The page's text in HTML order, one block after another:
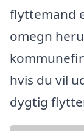
flyttemand
omegn
hvis du vil
dygtig